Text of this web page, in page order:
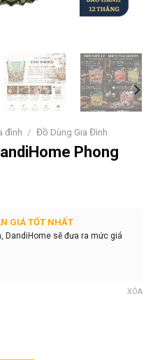
đình / Đồ Dùng Gia Đình
Phong
GIÁ TỐT NHẤT
DandiHome sẽ đưa ra mức giá
XÓA